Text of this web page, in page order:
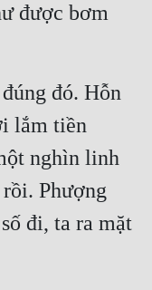
được bơm
đó. Hỗn
lắm tiền
nghìn linh
Phượng
đi, ta ra mặt